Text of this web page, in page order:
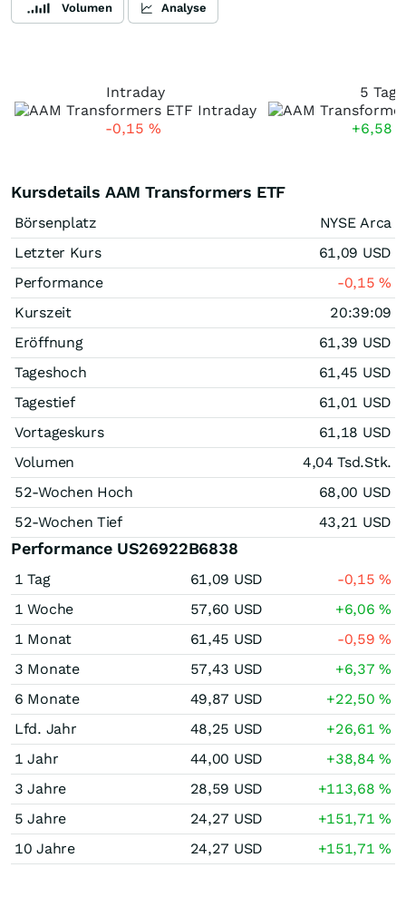
Volumen Analyse
Intraday
-0,15 %
5 Tage
+6,58
Kursdetails AAM Transformers ETF
Börsenplatz
NYSE Arca
Letzter Kurs
61,09 USD
Performance
-0,15%
Kurszeit
20:39:09
Eröffnung
61,39 USD
Tageshoch
61,45 USD
Tagestief
61,01 USD
Vortageskurs
61,18 USD
Volumen
4,04 Tsd.Stk.
52-Wochen Hoch
68,00 USD
52-Wochen Tief
43,21 USD
Performance US26922B6838
1 Tag 61,09 USD -0,15%
1 Woche
57,60 USD +6,06%
1 Monat
61,45 USD -0,59%
3 Monate
57,43 USD +6,37%
6 Monate
49,87 USD +22,50%
Lfd. Jahr
48,25 USD +26,61%
1 Jahr
44,00 USD +38,84%
3 Jahre
28,59 USD +113,68%
5 Jahre
24,27 USD +151,71%
10 Jahre
24,27 USD +151,71%